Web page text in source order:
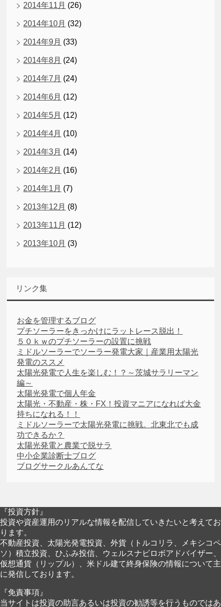
2014年11月 (26)
2014年10月 (32)
2014年9月 (33)
2014年8月 (24)
2014年7月 (24)
2014年6月 (12)
2014年5月 (12)
2014年4月 (10)
2014年3月 (14)
2014年2月 (16)
2014年1月 (7)
2013年12月 (8)
2013年11月 (12)
2013年10月 (3)
リンク集
お金を管理するブログ
プチソーラーをきっかけにラットレース脱出！
５０ｋｗのプチソーラーの設置に挑戦
ミドルソーラーでソーラー発電大家｜産業用太陽光
発電のススメ
太陽光発電で人生を楽しむ！？～茨城サラリーマン
編～
太陽光発電で個人年金
太陽光・不動産・株・FX！投資マニアになれば大金
持ちになれる！！
ミドルソーラーで太陽光発電に挑戦。北東北でも成
功できるか？
太陽光発電と農業で脱サラ
中小企業診断士ブログ
ブログサークルあんてな
『投資方針』
投資や資産運用のリアルな情報を配信していきたいと考えてお
ります。
不動産投資、太陽光発電投資、外貨（トルコリラ、メキシコペ
ソ）積立投資、ひふみ投信、ウェルスナビロボアドバイザー、
仮想通貨（リップル）、米ドル建て終身保険の情報について主
に発信しております。
『免責事項』
当サイトは投資の助言あるいは投資の勧誘等を行うものではあ